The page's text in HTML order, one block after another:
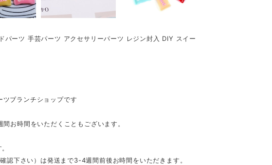
ーツ 手芸パーツ アクセサリーパーツ レジン封入 DIY スイー
ブランチショップです
お時間をいただくこともございます。
下さい）は発送まで3-4週間前後お時間をいただきます。